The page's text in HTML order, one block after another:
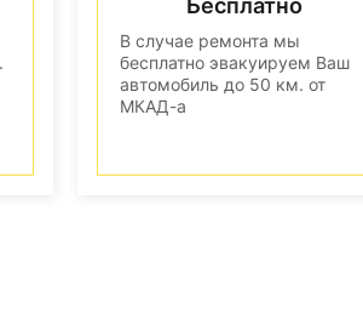
Бесплатно
В случае ремонта мы
бесплатно эвакуируем Ваш
автомобиль до 50 км. от
МКАД-а